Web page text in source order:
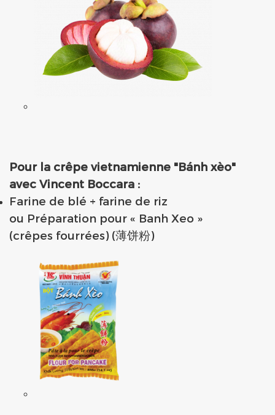
Pour la crêpe vietnamienne "Bánh xèo"
avec Vincent Boccara :
Farine de blé + farine de riz
ou Préparation pour « Banh Xeo »
(crêpes fourrées) (薄饼粉)